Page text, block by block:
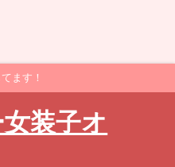
ます！
装子オ